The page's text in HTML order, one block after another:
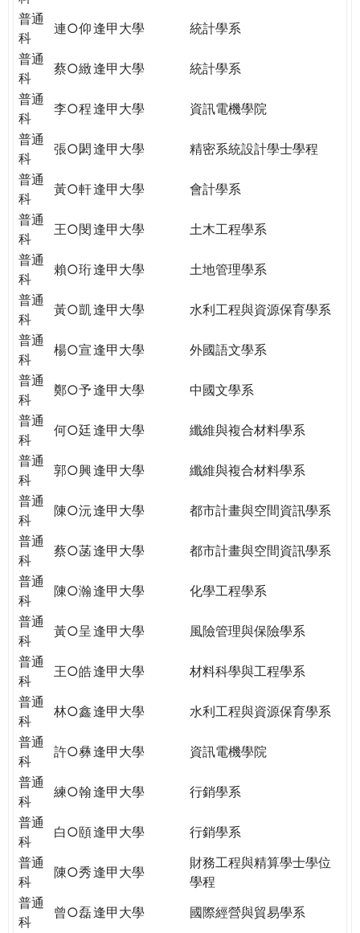
普通
科
連○仰逢甲大學
統計學系
普通
科
蔡○緻逢甲大學
統計學系
普通
科
李○程逢甲大學
資訊電機學院
普通
科
張○閎逢甲大學
精密系統設計學士學程
普通
科
黃○軒逢甲大學
會計學系
普通
科
王○閔逢甲大學
土木工程學系
普通
科
賴○珩逢甲大學
土地管理學系
普通
科
黃○凱逢甲大學
水利工程與資源保育學系
普通
科
楊○宣逢甲大學
外國語文學系
普通
科
鄭○予逢甲大學
中國文學系
普通
科
何○廷逢甲大學
纖維與複合材料學系
普通
科
郭○興逢甲大學
纖維與複合材料學系
普通
科
陳○沅逢甲大學
都市計畫與空間資訊學系
普通
科
蔡○菡逢甲大學
都市計畫與空間資訊學系
普通
科
陳○瀚逢甲大學
化學工程學系
普通
科
黃○呈 逢甲大學
風險管理與保險學系
普通
科
王○皓逢甲大學
材料科學與工程學系
普通
科
林○鑫逢甲大學
水利工程與資源保育學系
普通
科
許○彝逢甲大學
資訊電機學院
普通
科
練○翰逢甲大學
行銷學系
普通
科
白○頤逢甲大學
行銷學系
普通
科
陳○秀逢甲大學
財務工程與精算學士學位
學程
普通
科
曾○磊逢甲大學
國際經營與貿易學系